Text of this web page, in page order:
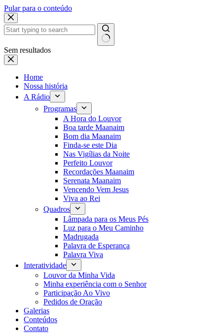
Pular para o conteúdo
Sem resultados
Home
Nossa história
A Rádio
Programas
A Hora do Louvor
Boa tarde Maanaim
Bom dia Maanaim
Finda-se este Dia
Nas Vigílias da Noite
Perfeito Louvor
Recordações Maanaim
Serenata Maanaim
Vencendo Vem Jesus
Viva ao Rei
Quadros
Lâmpada para os Meus Pés
Luz para o Meu Caminho
Madrugada
Palavra de Esperança
Palavra Viva
Interatividade
Louvor da Minha Vida
Minha experiência com o Senhor
Participação Ao Vivo
Pedidos de Oração
Galerias
Conteúdos
Contato